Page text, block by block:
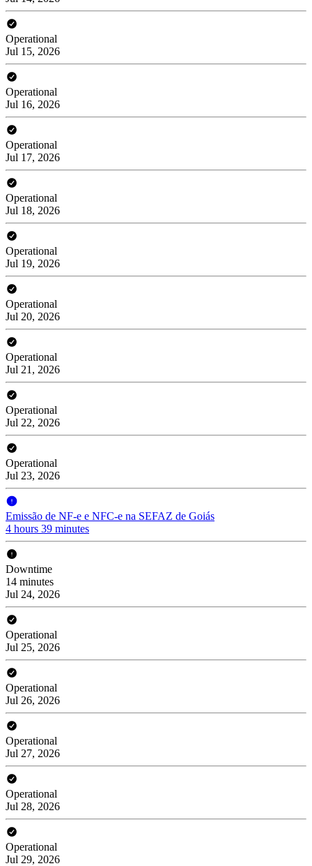
Operational
Jul 15, 2026
Operational
Jul 16, 2026
Operational
Jul 17, 2026
Operational
Jul 18, 2026
Operational
Jul 19, 2026
Operational
Jul 20, 2026
Operational
Jul 21, 2026
Operational
Jul 22, 2026
Operational
Jul 23, 2026
Emissão de NF-e e NFC-e na SEFAZ de Goiás
4 hours 39 minutes
Downtime
14 minutes
Jul 24, 2026
Operational
Jul 25, 2026
Operational
Jul 26, 2026
Operational
Jul 27, 2026
Operational
Jul 28, 2026
Operational
Jul 29, 2026